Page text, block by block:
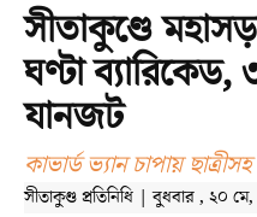
সীতাকুণ্ডে
ঘণ্টা
যানজট
কাভার্ড ভ্যান চাপায়
সীতাকুণ্ড প্রতিনিধি | বুধবার , ২০